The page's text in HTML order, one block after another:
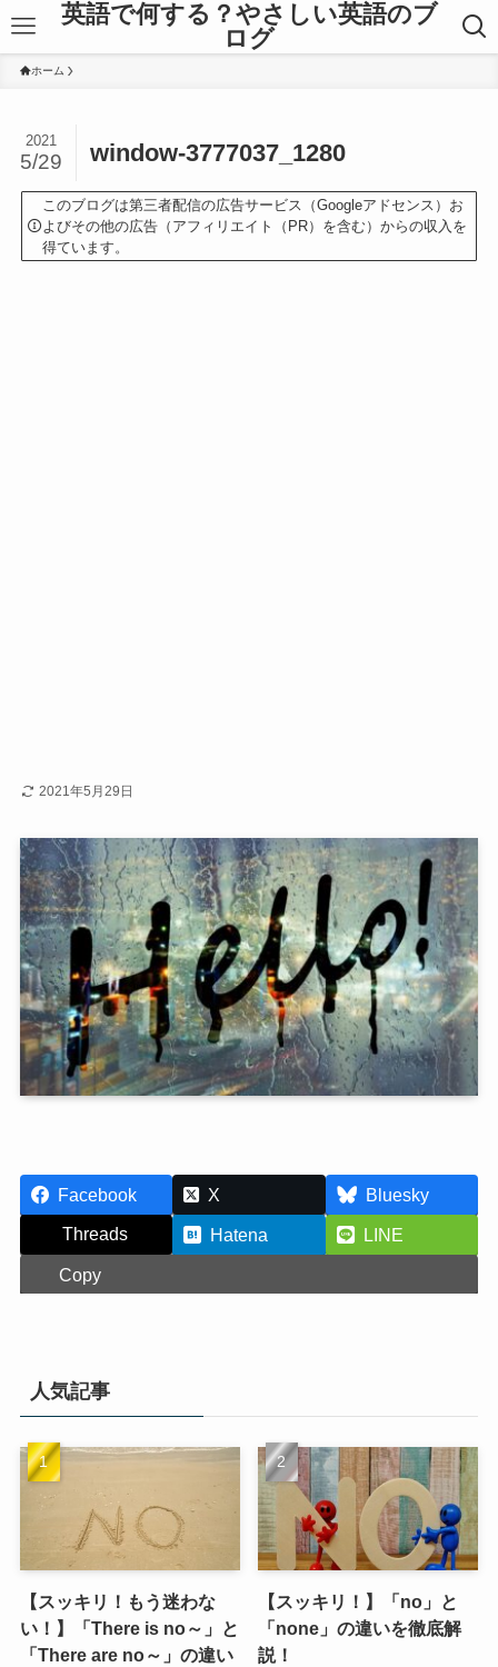
英語で何する？やさしい英語のブ
ログ
ホーム
window-3777037_1280
2021
5/29
このブログは第三者配信の広告サービス（Googleアドセンス）お
よびその他の広告（アフィリエイト（PR）を含む）からの収入を
得ています。
2021年5月29日
Facebook X
Bluesky
Threads
Hatena
LINE
Copy
人気記事
【スッキリ！もう迷わな
い！】「There is no～」と
「There are no～」の違い
【スッキリ！】「no」と
「none」の違いを徹底解
説！